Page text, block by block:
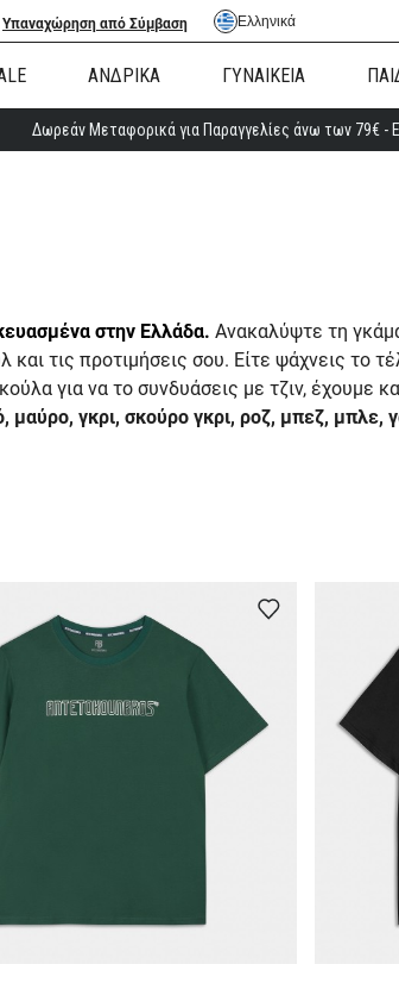
Υπαναχώρηση από Σύμβαση Ελληνικά
ΑΝΔΡΙΚΑ ΓΥΝΑΙΚΕΙΑ
Δωρεάν Μεταφορικά για Παραγγελίες άνω των 79€ -
στην Ελλάδα. Ανακαλύψτε τη
τις προτιμήσεις σου. Είτε ψάχνεις το
για να το συνδυάσεις με τζιν, έχουμε
μαύρο, γκρι, σκούρο γκρι, ροζ, μπεζ, μπλε,